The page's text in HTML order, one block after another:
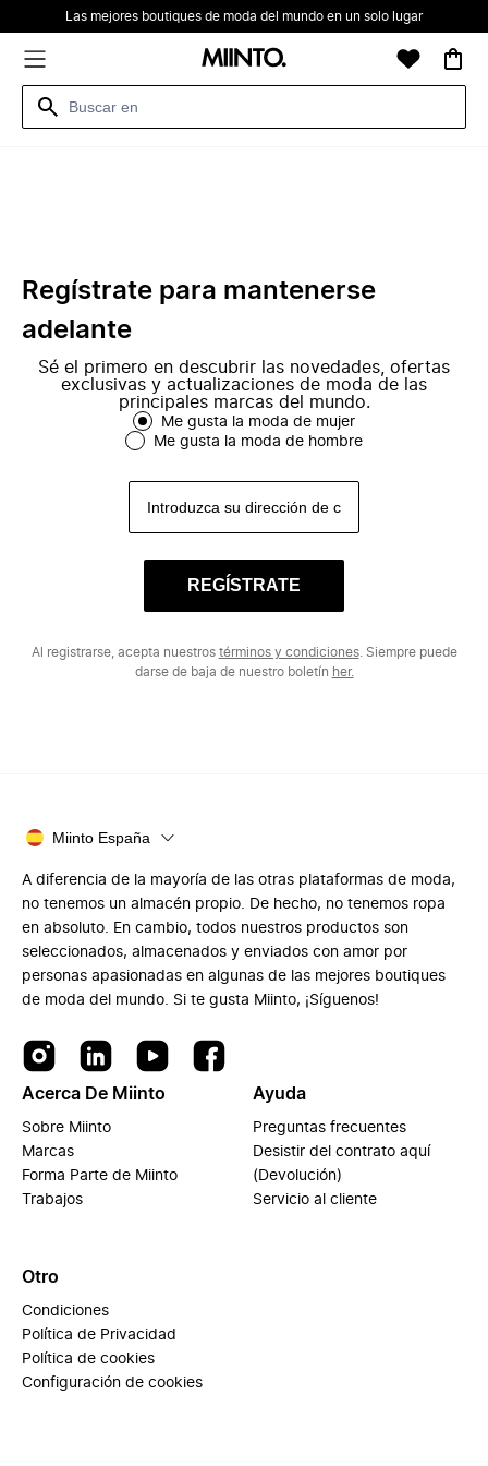
Las mejores boutiques de moda del mundo en un solo lugar
Regístrate para mantenerse
adelante
Sé el primero en descubrir las novedades, ofertas
exclusivas y actualizaciones de moda de las
principales marcas del mundo.
Me gusta la moda de mujer
Me gusta la moda de hombre
REGÍSTRATE
Al registrarse, acepta nuestros términos y condiciones. Siempre puede
darse de baja de nuestro boletín her.
Miinto España
A diferencia de la mayoría de las otras plataformas de moda,
no tenemos un almacén propio. De hecho, no tenemos ropa
en absoluto. En cambio, todos nuestros productos son
seleccionados, almacenados y enviados con amor por
personas apasionadas en algunas de las mejores boutiques
de moda del mundo. Si te gusta Miinto, ¡Síguenos!
Acerca De Miinto
Sobre Miinto
Marcas
Forma Parte de Miinto
Trabajos
Ayuda
Preguntas frecuentes
Desistir del contrato aquí
(Devolución)
Servicio al cliente
Otro
Condiciones
Política de Privacidad
Política de cookies
Configuración de cookies